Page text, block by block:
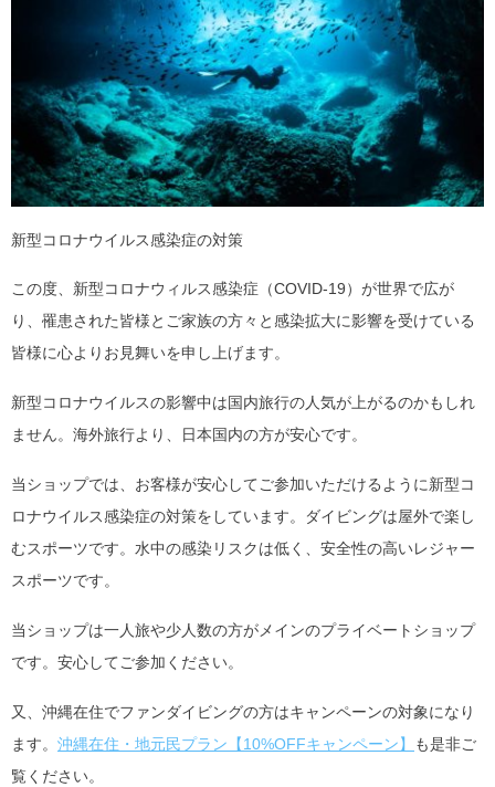
新型コロナウイルス感染症の対策
この度、新型コロナウィルス感染症（COVID-19）が世界で広が
り、罹患された皆様とご家族の方々と感染拡大に影響を受けている
皆様に心よりお見舞いを申し上げます。
新型コロナウイルスの影響中は国内旅行の人気が上がるのかもしれ
ません。海外旅行より、日本国内の方が安心です。
当ショップでは、お客様が安心してご参加いただけるように新型コ
ロナウイルス感染症の対策をしています。ダイビングは屋外で楽し
むスポーツです。水中の感染リスクは低く、安全性の高いレジャー
スポーツです。
当ショップは一人旅や少人数の方がメインのプライベートショップ
です。安心してご参加ください。
又、沖縄在住でファンダイビングの方はキャンペーンの対象になり
ます。 沖縄在住・地元民プラン【10%OFFキャンペーン】
も是非ご
覧ください。